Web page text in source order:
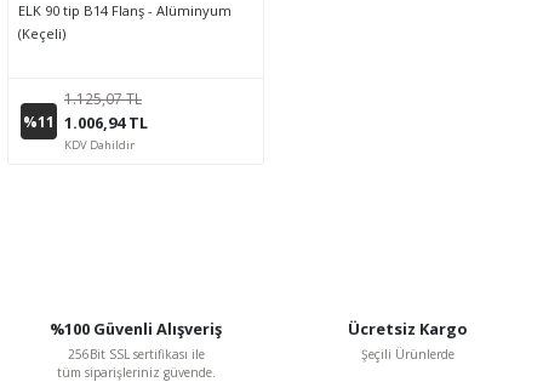
ELK 90 tip B14 Flanş - Alüminyum
(Keçeli)
%11
1.125,07 TL
1.006,94 TL
KDV Dahildir
%100 Güvenli Alışveriş
256Bit SSL sertifikası ile
tüm siparişleriniz güvende.
Ücretsiz Kargo
Şeçili Ürünlerde